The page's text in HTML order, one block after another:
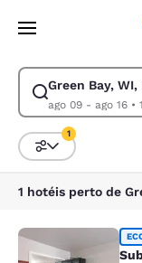
Pular Para
Green Bay, WI,
ago 09 - ago 16•
Modificar pesquisa
Classificar e
1
Suburban